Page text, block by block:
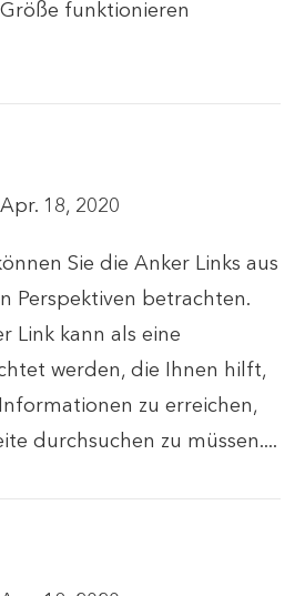
funktionieren
Apr. 18, 2020
Sie die Anker Links aus
Perspektiven betrachten.
Link kann als eine
werden, die Ihnen hilft,
zu erreichen,
durchsuchen zu müssen....